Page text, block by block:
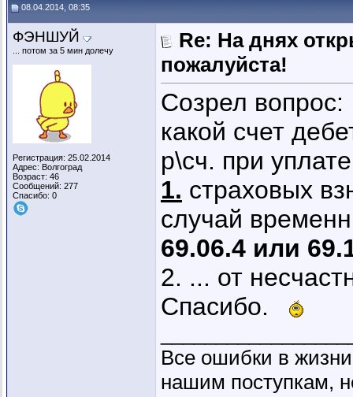
08.04.2014, 08:35
ФЭНШУЙ
... потом за 5 мин долечу
Регистрация: 25.02.2014
Адрес: Волгоград
Возраст: 46
Сообщений: 277
Спасибо: 0
Re: На днях
пожалуйста!
Созрел вопрос:
какой счет
р\сч. при
1. страховых
случай
69.06.4 или
2. ... от
Спасибо.
Все ошибки в
нашим поступкам,